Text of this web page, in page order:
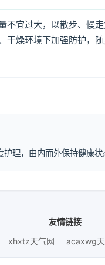
不宜过大，以散步、慢
干燥环境下加强防护，
理，由内而外保持健康状
友情链接
xhxtz天气网 acaxwg